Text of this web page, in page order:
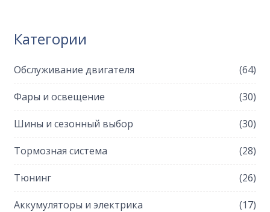
их использовании в автомобиле.
Категории
Обслуживание двигателя (64)
Фары и освещение (30)
Шины и сезонный выбор (30)
Тормозная система (28)
Тюнинг (26)
Аккумуляторы и электрика (17)